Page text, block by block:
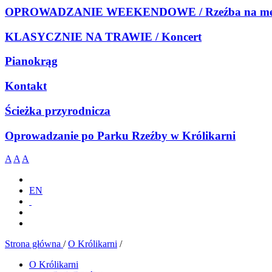
OPROWADZANIE WEEKENDOWE / Rzeźba na
KLASYCZNIE NA TRAWIE / Koncert
Pianokrąg
Kontakt
Ścieżka przyrodnicza
Oprowadzanie po Parku Rzeźby w Królikarni
A A A
EN
Strona główna / O Królikarni /
O Królikarni